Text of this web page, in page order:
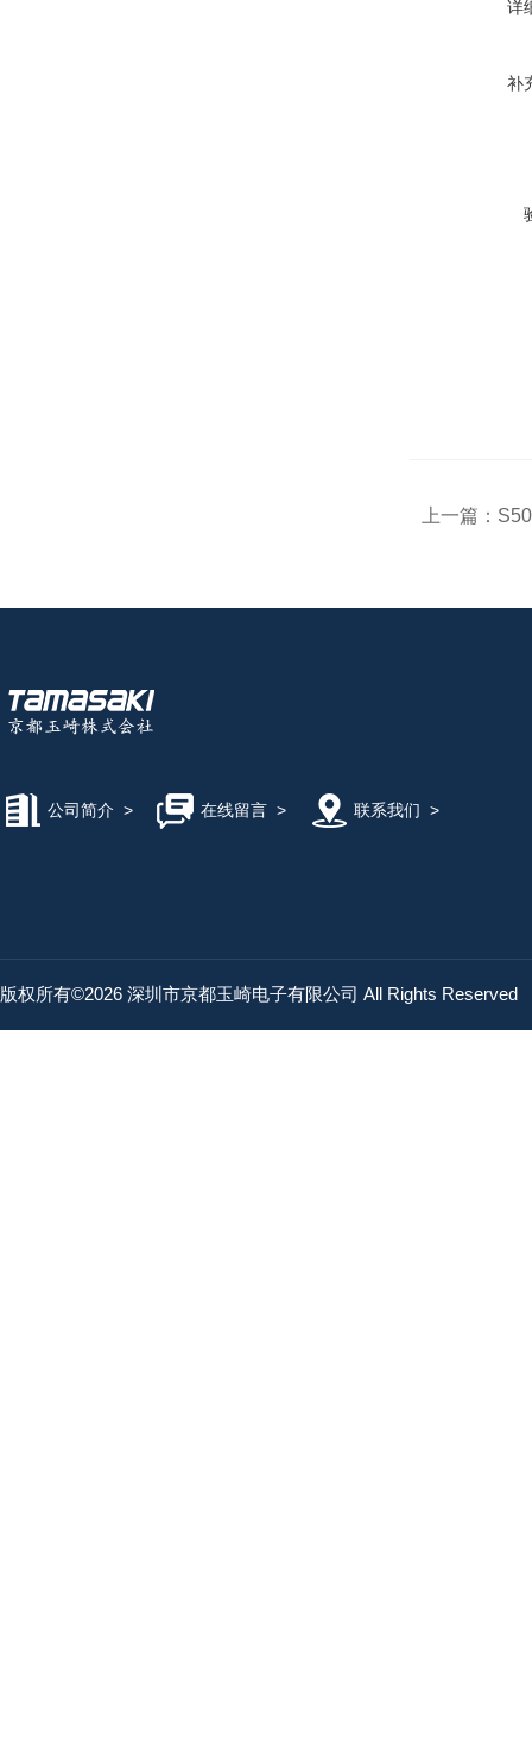
详
补
上一篇：
公司简介 > 在线留言> 联系我们 >
版权所有©2026 深圳市京都玉崎电子有限公司 All Rights Reserved